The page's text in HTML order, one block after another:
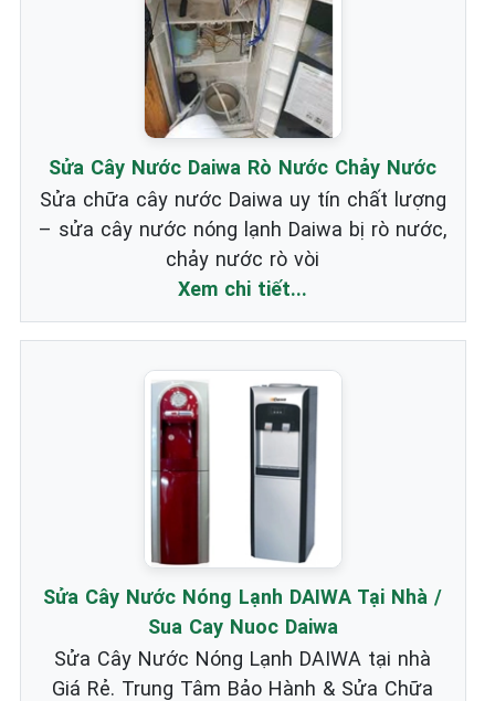
Sửa Cây Nước Daiwa Rò Nước Chảy Nước
Sửa chữa cây nước Daiwa uy tín chất lượng
– sửa cây nước nóng lạnh Daiwa bị rò nước,
chảy nước rò vòi
Xem chi tiết...
Sửa Cây Nước Nóng Lạnh DAIWA Tại Nhà /
Sua Cay Nuoc Daiwa
Sửa Cây Nước Nóng Lạnh DAIWA tại nhà
Giá Rẻ. Trung Tâm Bảo Hành & Sửa Chữa